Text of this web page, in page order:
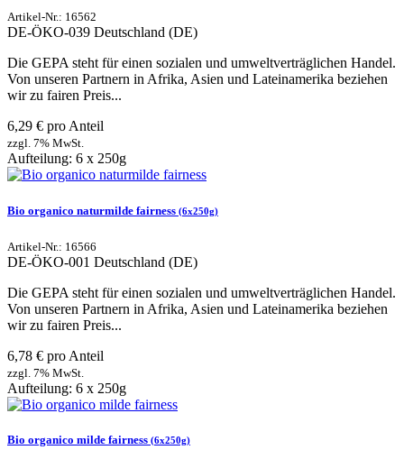
Artikel-Nr.: 16562
DE-ÖKO-039 Deutschland (DE)
Die GEPA steht für einen sozialen und umweltverträglichen Handel.
Von unseren Partnern in Afrika, Asien und Lateinamerika beziehen
wir zu fairen Preis...
6,29 € pro Anteil
zzgl. 7% MwSt.
Aufteilung: 6 x 250g
Bio organico naturmilde fairness (6x250g)
Artikel-Nr.: 16566
DE-ÖKO-001 Deutschland (DE)
Die GEPA steht für einen sozialen und umweltverträglichen Handel.
Von unseren Partnern in Afrika, Asien und Lateinamerika beziehen
wir zu fairen Preis...
6,78 € pro Anteil
zzgl. 7% MwSt.
Aufteilung: 6 x 250g
Bio organico milde fairness (6x250g)